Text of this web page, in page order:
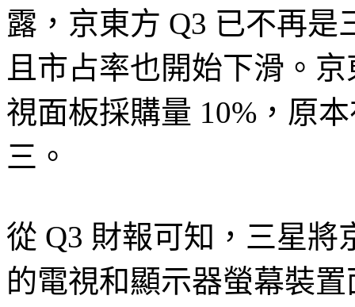
露，京東方 Q3 已不再
且市占率也開始下滑。
視面板採購量 10%，原
三。
從 Q3 財報可知，三星
的電視和顯示器螢幕裝